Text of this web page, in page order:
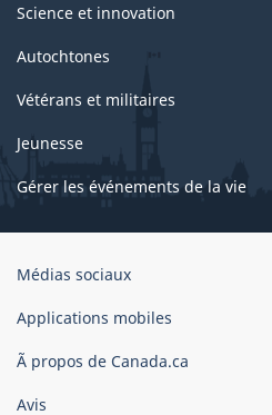
Science et innovation
Autochtones
Vétérans et militaires
Jeunesse
Gérer les événements de la vie
Organisation
gouvernement
Canada
Médias sociaux
Applications mobiles
Ã propos de Canada.ca
Avis